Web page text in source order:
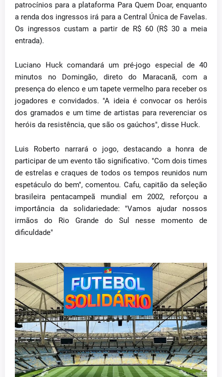
patrocínios para a plataforma Para Quem Doar, enquanto
a renda dos ingressos irá para a Central Única de Favelas.
Os ingressos custam a partir de R$ 60 (R$ 30 a meia
entrada).
Luciano Huck comandará um pré-jogo especial de 40
minutos no Domingão, direto do Maracanã, com a
presença do elenco e um tapete vermelho para receber os
jogadores e convidados. "A ideia é convocar os heróis
dos gramados e um time de artistas para reverenciar os
heróis da resistência, que são os gaúchos", disse Huck.
Luis Roberto narrará o jogo, destacando a honra de
participar de um evento tão significativo. "Com dois times
de estrelas e craques de todos os tempos reunidos num
espetáculo do bem", comentou. Cafu, capitão da seleção
brasileira pentacampeã mundial em 2002, reforçou a
importância da solidariedade: "Vamos ajudar nossos
irmãos do Rio Grande do Sul nesse momento de
dificuldade"